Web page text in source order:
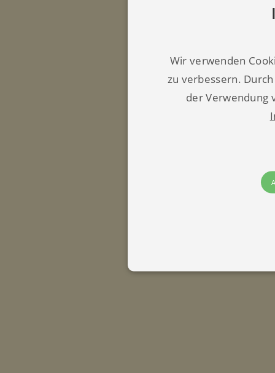
Wir verwenden
zu verbessern.
der Verwendung